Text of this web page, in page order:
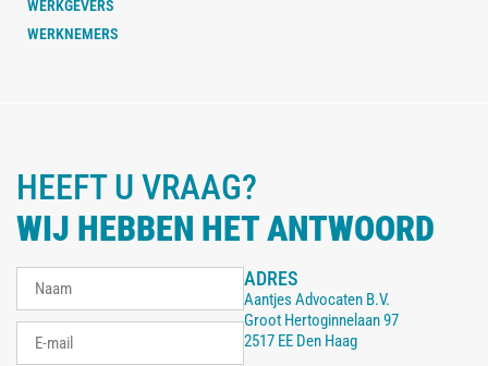
WERKGEVERS
WERKNEMERS
HEEFT U VRAAG?
WIJ HEBBEN HET ANTWOORD
ADRES
Aantjes Advocaten B.V.
Groot Hertoginnelaan 97
2517 EE Den Haag